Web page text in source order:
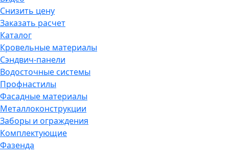
Снизить цену
Заказать расчет
Каталог
Кровельные материалы
Сэндвич-панели
Водосточные системы
Профнастилы
Фасадные материалы
Металлоконструкции
Заборы и ограждения
Комплектующие
Фазенда